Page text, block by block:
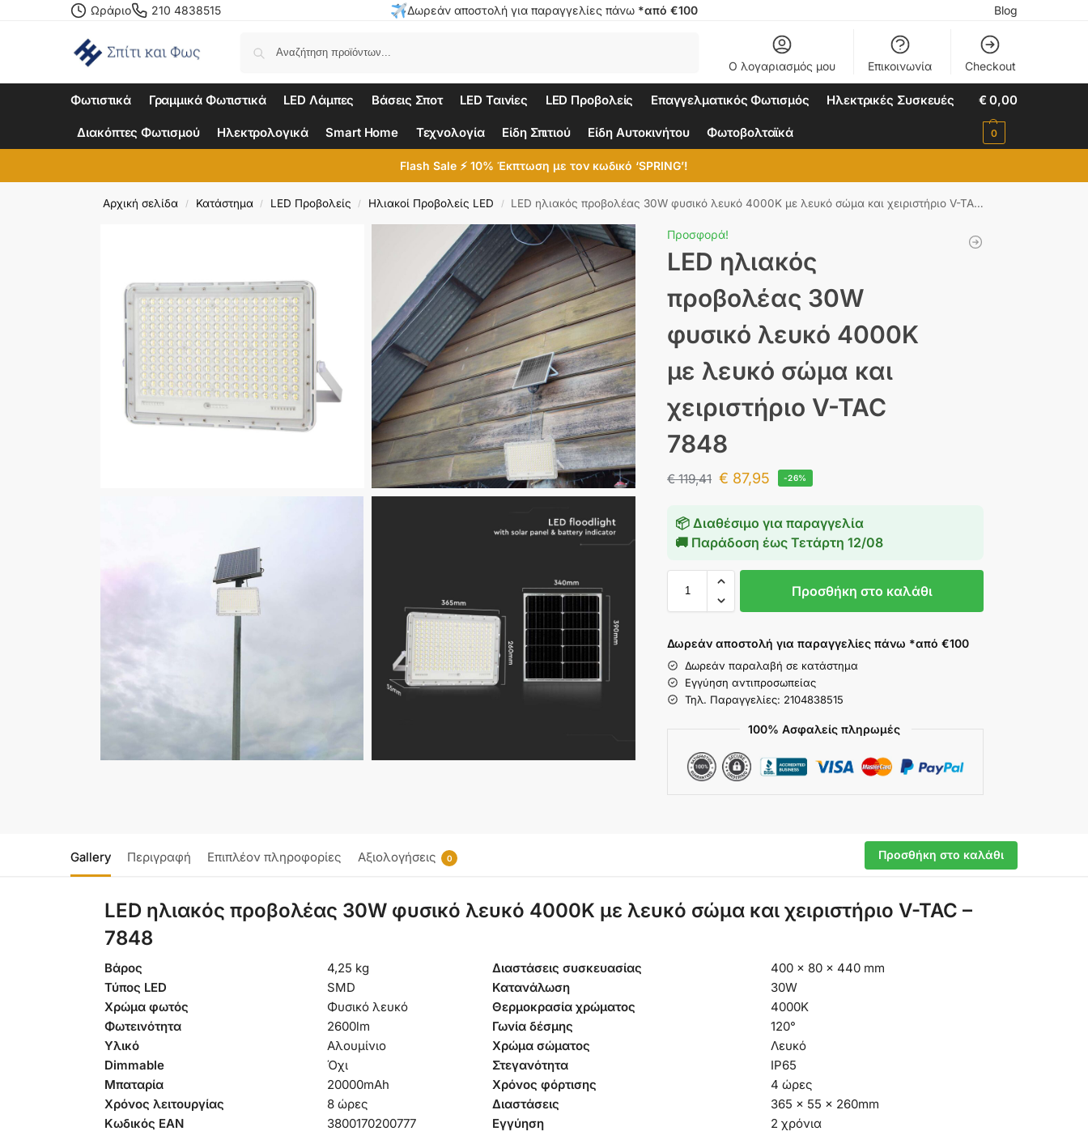
Ωράριο 210 4838515 Δωρεάν αποστολή για παραγγελίες πάνω *από €100 Blog
Ο λογαριασμός μου Επικοινωνία Checkout
Φωτιστικά Γραμμικά Φωτιστικά LED Λάμπες Βάσεις Σποτ LED Ταινίες LED Προβολείς Επαγγελματικός Φωτισμός Ηλεκτρικές Συσκευές
Διακόπτες Φωτισμού Ηλεκτρολογικά Smart Home Τεχνολογία Είδη Σπιτιού Είδη Αυτοκινήτου Φωτοβολταϊκά
€0,00
0
Flash Sale ⚡ 10% Έκπτωση με τον κωδικό ‘SPRING’!
Αρχική σελίδα / Κατάστημα / LED Προβολείς / Ηλιακοί Προβολείς LED / LED ηλιακός προβολέας 30W φυσικό λευκό 4000K με λευκό σώμα και χειριστήριο V-TAC 7848
Προσφορά!
LED ηλιακός
προβολέας 30W
φυσικό λευκό 4000K
με λευκό σώμα και
χειριστήριο V-TAC
7848
€119,41 € 87,95 -26%
📦 Διαθέσιμο για παραγγελία
🚚 Παράδοση έωςΤετάρτη 12/08
Προσθήκη στο καλάθι
Δωρεάν αποστολή για παραγγελίες πάνω *από €100
Δωρεάν παραλαβή σε κατάστημα
Εγγύηση αντιπροσωπείας
Τηλ. Παραγγελίες: 2104838515
100% Ασφαλείς πληρωμές
Gallery Περιγραφή Επιπλέον πληροφορίες Αξιολογήσεις 0 Προσθήκη στο καλάθι
LED ηλιακός προβολέας 30W φυσικό λευκό 4000K με λευκό σώμα και χειριστήριο V-TAC –
7848
Βάρος 4,25 kg Διαστάσεις συσκευασίας
400 × 80 × 440 mm
Τύπος LED
SMD Κατανάλωση
30W
Χρώμα φωτός
Φυσικό λευκό Θερμοκρασία χρώματος
4000K
Φωτεινότητα
2600lm Γωνία δέσμης
120°
Υλικό
Αλουμίνιο Χρώμα σώματος
Λευκό
Dimmable
Όχι Στεγανότητα
IP65
Μπαταρία
20000mAh Χρόνος φόρτισης
4 ώρες
Χρόνος λειτουργίας
8 ώρες Διαστάσεις
365 x 55 x 260mm
Κωδικός EAN
3800170200777 Εγγύηση 2 χρόνια